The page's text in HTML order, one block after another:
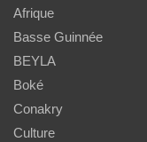
Afrique
Basse Guinnée
BEYLA
Boké
Conakry
Culture